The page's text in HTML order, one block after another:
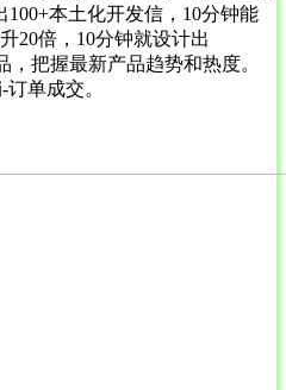
本土化开发信，10分钟能
20倍，10分钟就设计出
，把握最新产品趋势和热度。
单成交。